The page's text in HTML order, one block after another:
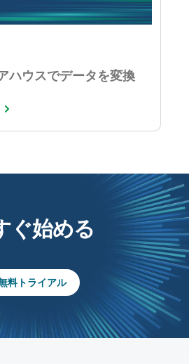
ハウスでデータを変換
ぐ始める
料トライアル